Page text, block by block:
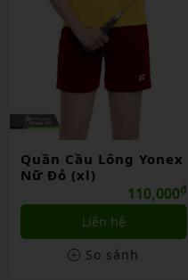
Quần Cầu Lông Yonex
Nữ Đỏ (xl)
110,000₫
Liên hệ
So sánh